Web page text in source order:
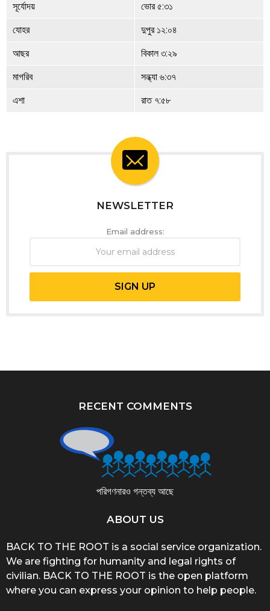
সূর্যোদয় ভোর ৫:৩১
যোহর দুপুর ১২:০৪
আছর বিকাল ৩:২৯
মাগরিব সন্ধ্যা ৬:৩৭
এশা রাত ৭:৫৮
NEWSLETTER
Email address:
RECENT COMMENTS
পরিগণনারও গন্তব্য আছে
ABOUT US
BACK TO THE ROOT is a social service organization.
We are fighting for humanity and legal rights of
civilian. BACK TO THE ROOT is the open platform
where you can express your opinion to help people.